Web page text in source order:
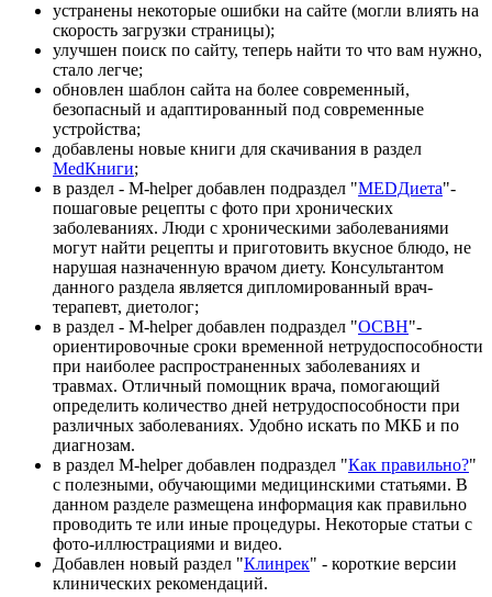
устранены некоторые ошибки на сайте (могли влиять на
скорость загрузки страницы);
улучшен поиск по сайту, теперь найти то что вам нужно,
стало легче;
обновлен шаблон сайта на более современный,
безопасный и адаптированный под современные
устройства;
добавлены новые книги для скачивания в раздел
MedКниги;
в раздел - M-helper добавлен подраздел "MEDДиета"-
пошаговые рецепты с фото при хронических
заболеваниях. Люди с хроническими заболеваниями
могут найти рецепты и приготовить вкусное блюдо, не
нарушая назначенную врачом диету. Консультантом
данного раздела является дипломированный врач-
терапевт, диетолог;
в раздел - M-helper добавлен подраздел "ОСВН"-
ориентировочные сроки временной нетрудоспособности
при наиболее распространенных заболеваниях и
травмах. Отличный помощник врача, помогающий
определить количество дней нетрудоспособности при
различных заболеваниях. Удобно искать по МКБ и по
диагнозам.
в раздел M-helper добавлен подраздел "Как правильно?"
с полезными, обучающими медицинскими статьями. В
данном разделе размещена информация как правильно
проводить те или иные процедуры. Некоторые статьи с
фото-иллюстрациями и видео.
Добавлен новый раздел "Клинрек" - короткие версии
клинических рекомендаций.